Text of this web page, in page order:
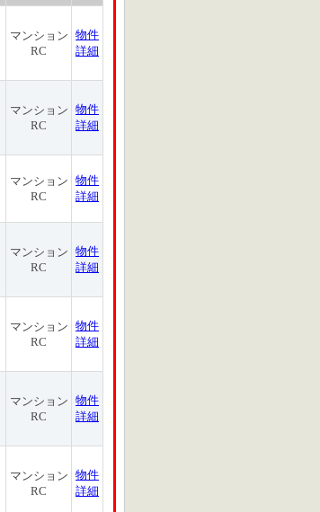
マンション
RC
物件
詳細
マンション
RC
物件
詳細
マンション
RC
物件
詳細
マンション
RC
物件
詳細
マンション
RC
物件
詳細
マンション
RC
物件
詳細
マンション
RC
物件
詳細